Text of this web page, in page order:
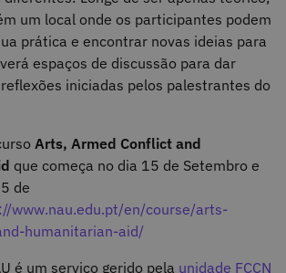
um local onde os participantes podem
prática e encontrar novas ideias para
espaços de discussão para dar
iniciadas pelos palestrantes do
Arts, Armed Conflict and
que começa no dia 15 de Setembro e
de
www.nau.edu.pt/en/course/arts-
humanitarian-aid/
é um serviço gerido pela unidade FCCN